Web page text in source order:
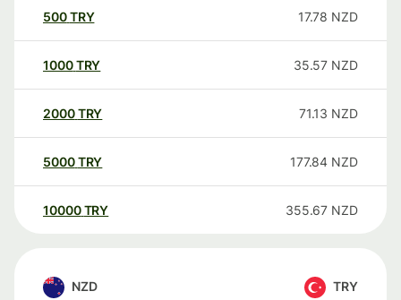
500TRY 17.78 NZD
1000TRY 35.57 NZD
2000TRY 71.13 NZD
5000TRY 177.84 NZD
10000 TRY 355.67 NZD
NZD TRY